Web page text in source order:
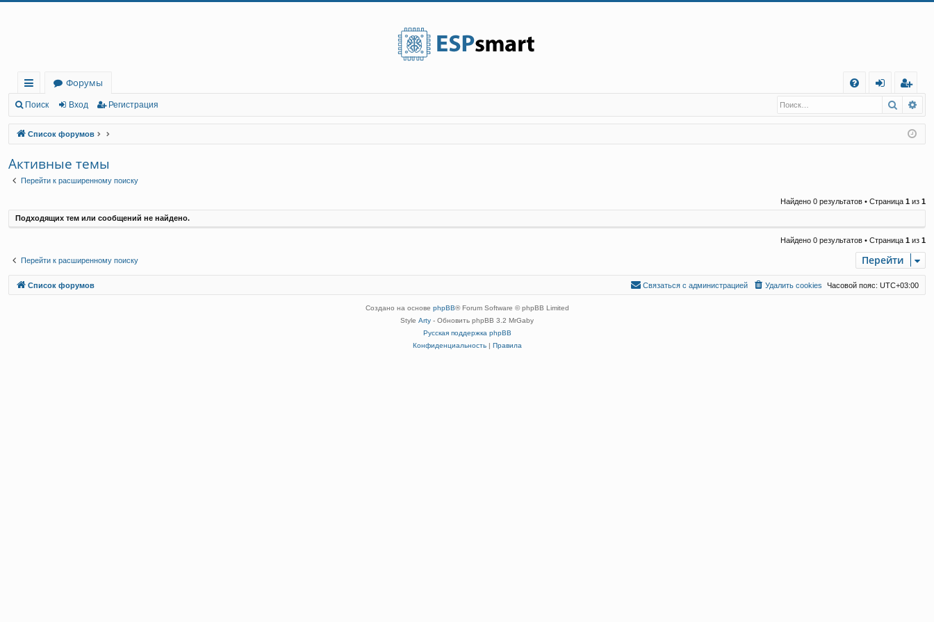
с
ы
лк
и
Форумы
Q
д
г
ис
тр
Поиск Вход Регистрация Поиск
Список форумов
Активные темы
Перейти к расширенному поиску
Найдено 0 результатов • Страница 1 из 1
Подходящих тем или сообщений не найдено.
Найдено 0 результатов • Страница 1 из 1
Перейти к расширенному поиску Перейти
Список форумов Часовой пояс: UTC+03:00
Удалить cookies
Связаться с
Связаться с администрацией
Создано на основе phpBB® Forum Software © phpBB Limited
Style Arty - Обновить phpBB 3.2 MrGaby
Русская поддержка phpBB
Конфиденциальность| Правила